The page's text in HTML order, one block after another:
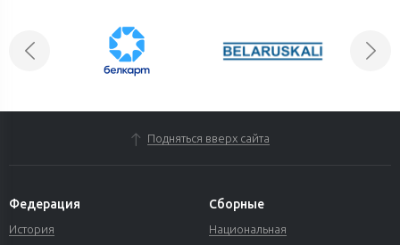
Подняться вверх сайта
Федерация
История
Сборные
Национальная